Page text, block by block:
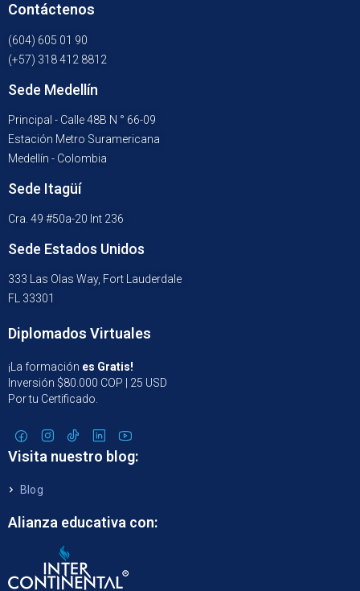
Contáctenos
(604) 605 01 90
(+57) 318 412 8812
Sede Medellín
Principal - Calle 48B N ° 66-09
Estación Metro Suramericana
Medellín - Colombia
Sede Itagüí
Cra. 49 #50a-20 Int 236
Sede Estados Unidos
333 Las Olas Way, Fort Lauderdale
FL 33301
Diplomados Virtuales
¡La formación es Gratis!
Inversión $80.000 COP | 25 USD
Por tu Certificado.
Visita nuestro blog:
Blog
Alianza educativa con: